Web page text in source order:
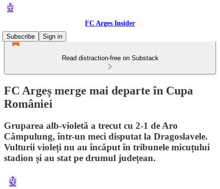
FC Arges Insider
Subscribe
Sign in
Read distraction-free on Substack
FC Argeș merge mai departe în Cupa
României
Gruparea alb-violetă a trecut cu 2-1 de Aro
Câmpulung, într-un meci disputat la Dragoslavele.
Vulturii violeți nu au încăput în tribunele micuțului
stadion și au stat pe drumul județean.